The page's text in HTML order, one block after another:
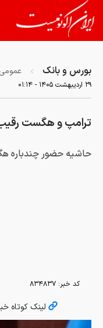
بورس و بانک عمومی
۲۹ ارديبهشت ۱۴۰۵ - ۰۱:۱۴
ترامپ و هگست
حاشیه حضور